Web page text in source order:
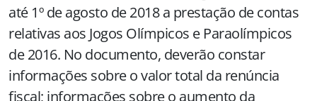
até 1º de agosto de 2018 a prestação de contas
relativas aos Jogos Olímpicos e Paraolímpicos
de 2016. No documento, deverão constar
informações sobre o valor total da renúncia
fiscal; informações sobre o aumento da